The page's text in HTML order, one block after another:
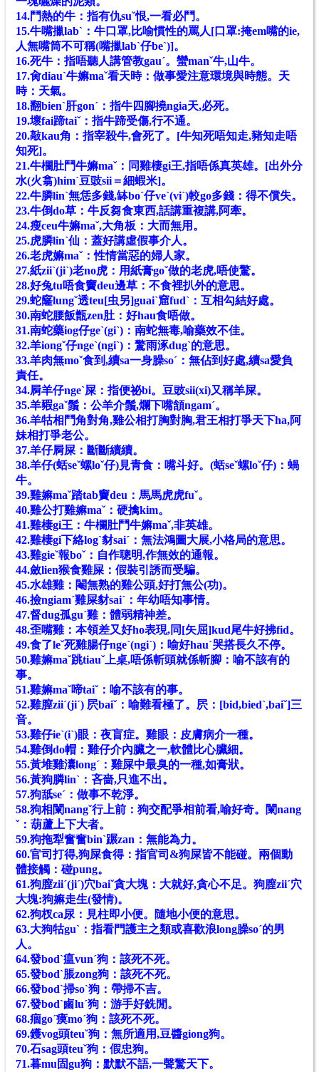
14.鬥熱的牛：指有仇suˇ恨,一看必鬥。
15.牛嘴擸labˋ：牛口罩,比喻慣性的罵人[口罩:掩em嘴的ie,
人無嘴筒不可稱(嘴擸labˋ仔beˋ)]。
16.死牛：指唔聽人講管教gauˊ。蠻manˇ牛,山牛。
17.肏diauˋ牛嫲maˇ看天時：做事愛注意環境與時態。天
時：天氣。
18.翻bienˋ肝gonˊ：指牛四腳撓ngia天,必死。
19.壞fai蹄taiˇ：指牛蹄受傷,行不通。
20.敲kau角：指宰殺牛,會死了。[牛知死唔知走,豬知走唔
知死]。
21.牛欄肚鬥牛嫲maˇ：同雞棲gi王,指唔係真英雄。[出外分
水(火翕)himˋ豆豉sii＝細蝦米]。
22.牛膦linˋ無恁多錢,缽boˊ仔veˋ(viˋ)較go多錢：得不償失。
23.牛倒do草：牛反芻食東西,話講重複講,阿牽。
24.瘦ceu牛嫲maˇ,大角板：大而無用。
25.虎膦linˋ仙：蓋好講虛假事介人。
26.老虎嫲maˇ：性情當惡的婦人家。
27.紙ziiˋ(jiˋ)老no虎：用紙膏goˇ做的老虎,唔使驚。
28.好兔tu唔食竇deu邊草：不食裡扒外的意思。
29.蛇窿lungˇ透teu[虫另]guaiˋ窟fudˋ：互相勾結好處。
30.南蛇腰飯甑zen肚：好hau食唔做。
31.南蛇藥iog仔geˋ(giˋ)：南蛇無毒,喻藥效不佳。
32.羊iongˇ仔ngeˋ(ngiˋ)：驚雨涿dugˋ的意思。
33.羊肉無moˇ食到,續sa一身臊soˊ：無佔到好處,續sa愛負
責任。
34.屙羊仔ngeˋ屎：指便祕bi。豆豉sii(xi)又稱羊屎。
35.羊豭gaˇ鬚：公羊介鬚,爛下嘴頷ngamˊ。
36.羊牯相鬥角對角,雞公相打胸對胸,君王相打爭天下ha,阿
妹相打爭老公。
37.羊仔屙屎：斷斷續續。
38.羊仔(蛞seˇ螺loˇ仔)見青食：嘴斗好。(蛞seˇ螺loˇ仔)：蝸
牛。
39.雞嫲maˇ踏tab竇deu：馬馬虎虎fuˇ。
40.雞公打雞嫲maˇ：硬擒kim。
41.雞棲gi王：牛欄肚鬥牛嫲maˇ,非英雄。
42.雞棲gi下絡logˋ豺saiˊ：無法鴻圖大展,小格局的意思。
43.雞gieˇ報boˇ：自作聰明,作無效的通報。
44.斂lien猴食雞屎：假裝引誘而受騙。
45.水雄雞：閹無熟的雞公頭,好打無公(功)。
46.撿ngiamˊ雞屎豺saiˊ：年幼唔知事情。
47.督dug孤guˊ雞：體弱精神差。
48.歪嘴雞：本領差又好ho表現,同[矢屈]kud尾牛好拂fid。
49.食了leˇ死雞腸仔ngeˋ(ngiˋ)：喻好hauˋ哭搭長久不停。
50.雞嫲maˇ跳tiauˇ上桌,唔係斬頭就係斬腳：喻不該有的
事。
51.雞嫲maˇ啼taiˇ：喻不該有的事。
52.雞膣ziiˊ(jiˊ) 屄baiˇ：喻難看極了。屄：[bid,biedˋ,baiˇ]三
音。
53.雞仔ieˋ(iˋ)眼：夜盲症。雞眼：皮膚病介一種。
54.雞倒do帽：雞仔介內臟之一,軟體比心臟細。
55.黃堆雞灢longˊ：雞屎中最臭的一種,如膏狀。
56.黃狗膦linˋ：吝嗇,只進不出。
57.狗舐seˊ：做事不乾淨。
58.狗相闌nangˇ行上前：狗交配爭相前看,喻好奇。闌nang
ˇ：葫蘆上下大者。
59.狗拖犁奮奮binˋ蹍zan：無能為力。
60.官司打得,狗屎食得：指官司&狗屎皆不能碰。兩個動
體接觸：碰pung。
61.狗膣ziiˊ(jiˊ)穴baiˇ貪大塊：大就好,貪心不足。 狗膣ziiˊ穴
大塊:狗嫲走生(發情)。
62.狗杈ca尿：見柱即小便。隨地小便的意思。
63.大狗牯guˋ：指看門護主之類或喜歡浪long臊soˊ的男
人。
64.發bodˋ瘟vunˊ狗：該死不死。
65.發bodˋ脹zong狗：該死不死。
66.發bodˋ掃soˋ狗：帶掃不吉。
67.發bodˋ鹵luˊ狗：游手好銑閒。
68.痼goˊ瘼moˊ狗：該死不死。
69.鑊vog頭teuˇ狗：無所適用,豆醬giong狗。
70.石sag頭teuˇ狗：假忠狗。
71.暮mu固gu狗：默默不語,一聲驚天下。